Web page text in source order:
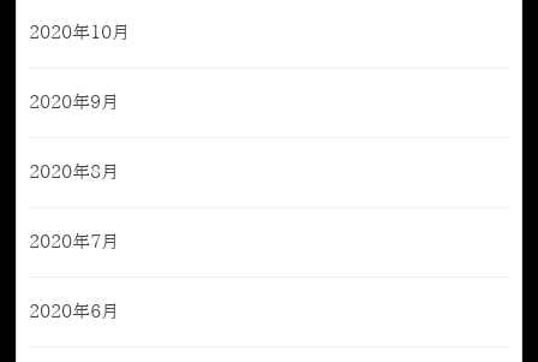
2020年10月
2020年9月
2020年8月
2020年7月
2020年6月